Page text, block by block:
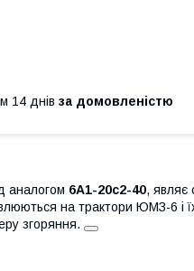
14 днів за домовленістю
аналогом 6А1-20с2-40, являє
на трактори ЮМЗ-6 і
згоряння.